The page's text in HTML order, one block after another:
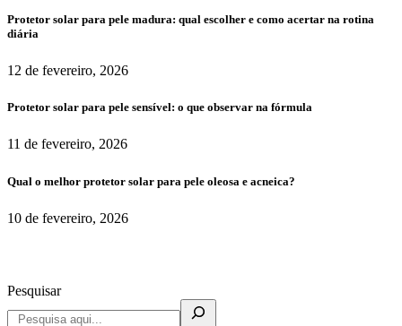
Protetor solar para pele madura: qual escolher e como acertar na rotina
diária
12 de fevereiro, 2026
Protetor solar para pele sensível: o que observar na fórmula
11 de fevereiro, 2026
Qual o melhor protetor solar para pele oleosa e acneica?
10 de fevereiro, 2026
Pesquisar